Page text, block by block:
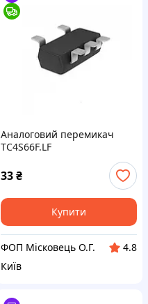
Аналоговий перемикач
TC4S66F.LF
33₴
Купити
ФОП Місковець О.Г.
4.8
Київ